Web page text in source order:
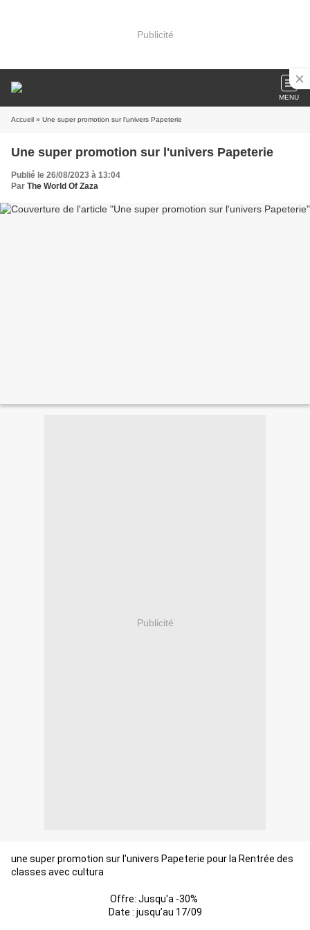
Publicité
MENU
Accueil » Une super promotion sur l'univers Papeterie
Une super promotion sur l'univers Papeterie
Publié le 26/08/2023 à 13:04
Par The World Of Zaza
Publicité
une super promotion sur l'univers Papeterie pour la Rentrée des
classes avec cultura
Offre: Jusqu'a -30%
Date : jusqu’au 17/09